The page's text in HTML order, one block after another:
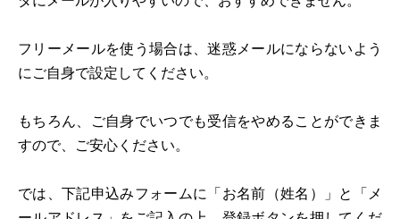
フリーメールを使う場合は、迷惑メールにならないよう
にご自身で設定してください。
もちろん、ご自身でいつでも受信をやめることができま
すので、ご安心ください。
では、下記申込みフォームに「お名前（姓名）」と「メ